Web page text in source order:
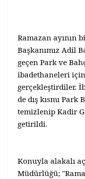
Ramazan ayının
Başkanımız Adil
geçen Park ve
ibadethaneleri
gerçekleştirdiler.
de dış kısmı
temizlenip Kadir
getirildi.
Konuyla alakalı
Müdürlüğü;